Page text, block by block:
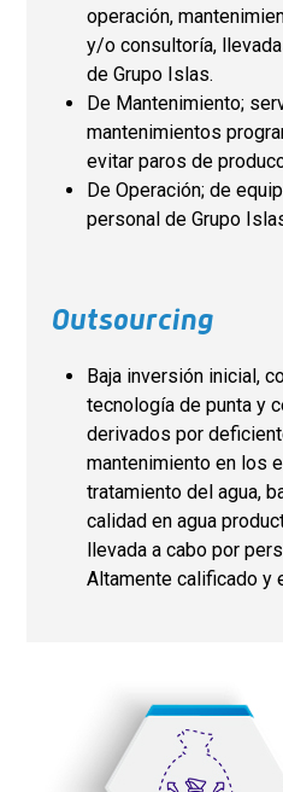
operación,
y/o consultoría,
de Grupo Islas.
De Mantenimiento;
mantenimientos
evitar paros de
De Operación; de
personal de Grupo
Outsourcing
Baja inversión inicial,
tecnología de punta y
derivados por
mantenimiento en los
tratamiento del agua,
calidad en agua
llevada a cabo por
Altamente calificado y